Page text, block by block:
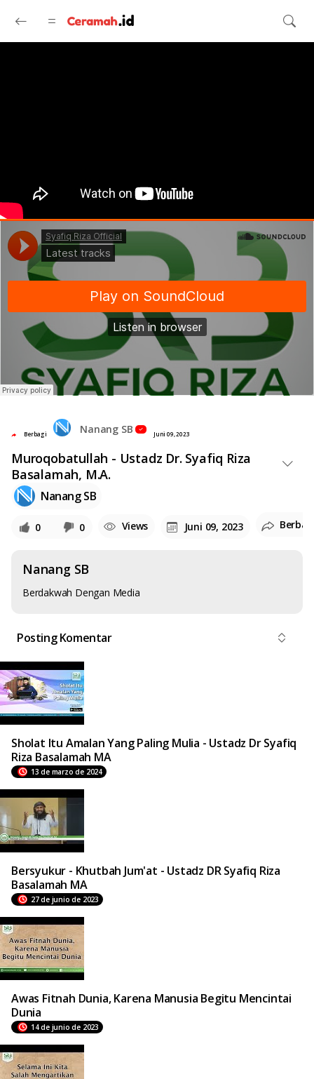
Langsung ke konten utama
Berbagi Nanang SB Juni 09, 2023
Muroqobatullah - Ustadz Dr. Syafiq Riza
Basalamah, M.A.
Nanang SB
0 0 Views Juni 09, 2023
Nanang SB
Berdakwah Dengan Media
Posting Komentar
Sholat Itu Amalan Yang Paling Mulia - Ustadz Dr Syafiq
Riza Basalamah MA
13 de marzo de 2024
Bersyukur - Khutbah Jum'at - Ustadz DR Syafiq Riza
Basalamah MA
27 de junio de 2023
Awas Fitnah Dunia, Karena Manusia Begitu Mencintai
Dunia
14 de junio de 2023